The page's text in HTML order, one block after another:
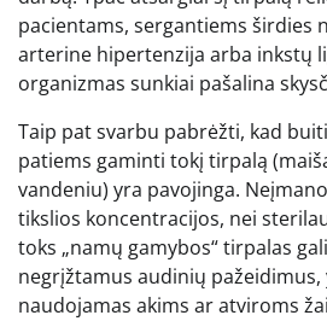
pacientams, sergantiems širdies
arterine hipertenzija arba inkstų
organizmas sunkiai pašalina
Taip pat svarbu pabrėžti, kad
patiems gaminti tokį tirpalą
vandeniu) yra pavojinga.
tikslios koncentracijos, nei
toks „namų gamybos“ tirpalas
negrįžtamus audinių pažeidimus,
naudojamas akims ar atviroms